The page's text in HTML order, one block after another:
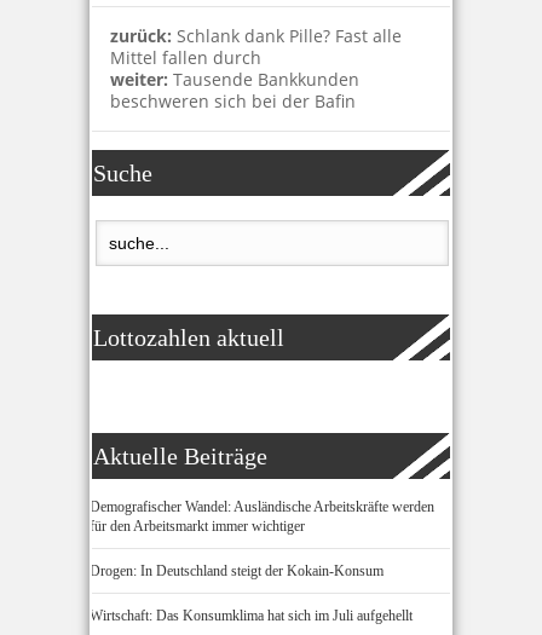
zurück: Schlank dank Pille? Fast alle
Mittel fallen durch
weiter: Tausende Bankkunden
beschweren sich bei der Bafin
Suche
Lottozahlen aktuell
Aktuelle Beiträge
Demografischer Wandel: Ausländische Arbeitskräfte werden
für den Arbeitsmarkt immer wichtiger
Drogen: In Deutschland steigt der Kokain-Konsum
Wirtschaft: Das Konsumklima hat sich im Juli aufgehellt